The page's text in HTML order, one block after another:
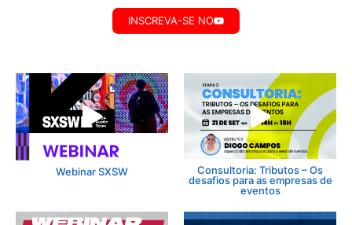
INSCREVA-SE NO
Webinar SXSW
Consultoria: Tributos – Os
desafios para as empresas de
eventos